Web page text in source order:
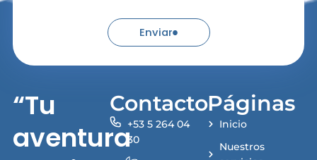
Enviar
“Tu
aventura
Contacto
+53 5 264 04
30
Páginas
Inicio
Nuestros